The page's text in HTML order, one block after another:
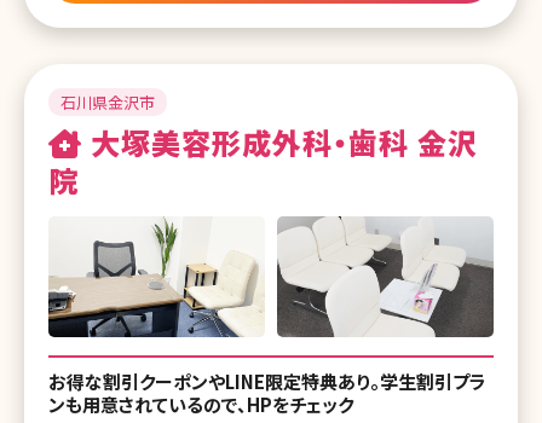
湘南美容皮フ科 栄矢場町院
湘南美容クリニック 京都院
湘南美容クリニック 大阪梅田本院
湘南美容皮フ科 梅田茶屋町院
湘南美容クリニック 大阪駅前院（女性専
用）
湘南美容クリニック 大阪心斎橋院
石川県金沢市
大塚美容形成外科・歯科 金沢
院
お得な割引クーポンやLINE限定特典あり。学生割引プラ
ンも用意されているので、HPをチェック